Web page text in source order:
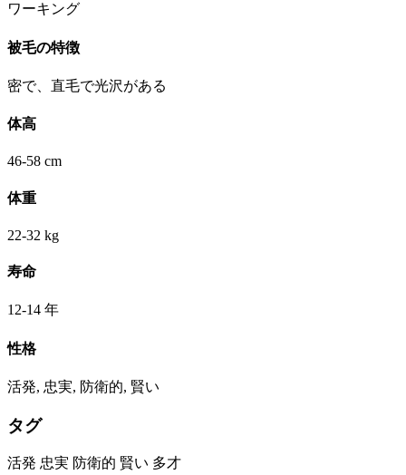
ワーキング
被毛の特徴
密で、直毛で光沢がある
体高
46-58 cm
体重
22-32 kg
寿命
12-14 年
性格
活発, 忠実, 防衛的, 賢い
タグ
活発 忠実 防衛的 賢い 多才